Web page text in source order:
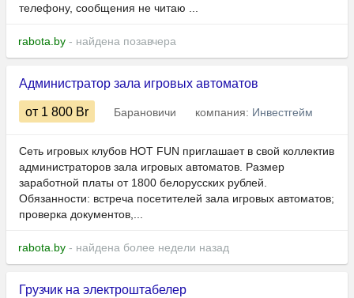
телефону, сообщения не читаю ...
rabota.by - найдена позавчера
Администратор зала игровых автоматов
от 1 800 Br Барановичи компания: Инвестгейм
Сеть игровых клубов HOT FUN приглашает в свой коллектив
администраторов зала игровых автоматов. Размер
заработной платы от 1800 белорусских рублей.
Обязанности: встреча посетителей зала игровых автоматов;
проверка документов,...
rabota.by - найдена более недели назад
Грузчик на электроштабелер